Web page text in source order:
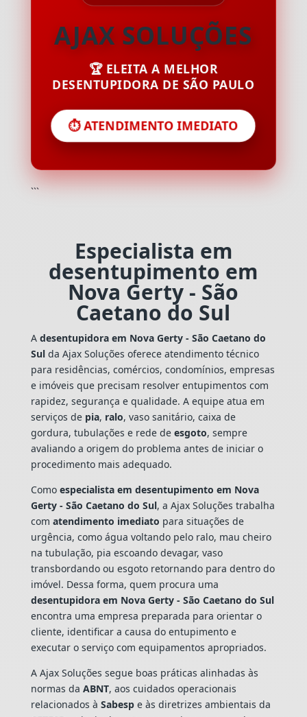
AJAX SOLUÇÕES
🏆 ELEITA A MELHOR
DESENTUPIDORA DE SÃO PAULO
⏱️ ATENDIMENTO IMEDIATO
```
Especialista em
desentupimento em
Nova Gerty - São
Caetano do Sul
A desentupidora em Nova Gerty - São Caetano do
Sulda Ajax Soluções oferece atendimento técnico
para residências, comércios, condomínios, empresas
e imóveis que precisam resolver entupimentos com
rapidez, segurança e qualidade. A equipe atua em
serviços de pia, ralo, vaso sanitário, caixa de
gordura, tubulações e rede de esgoto, sempre
avaliando a origem do problema antes de iniciar o
procedimento mais adequado.
Como especialista em desentupimento em Nova
Gerty - São Caetano do Sul, a Ajax Soluções trabalha
com atendimento imediato para situações de
urgência, como água voltando pelo ralo, mau cheiro
na tubulação, pia escoando devagar, vaso
transbordando ou esgoto retornando para dentro do
imóvel. Dessa forma, quem procura uma
desentupidora em Nova Gerty - São Caetano do Sul
encontra uma empresa preparada para orientar o
cliente, identificar a causa do entupimento e
executar o serviço com equipamentos apropriados.
A Ajax Soluções segue boas práticas alinhadas às
normas da ABNT, aos cuidados operacionais
relacionados à Sabespe às diretrizes ambientais da